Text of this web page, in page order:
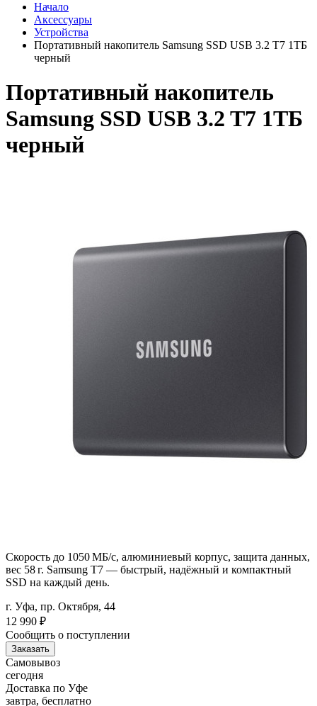
Начало
Аксессуары
Устройства
Портативный накопитель Samsung SSD USB 3.2 T7 1ТБ
черный
Портативный накопитель
Samsung SSD USB 3.2 T7 1ТБ
черный
Скорость до 1050 МБ/с, алюминиевый корпус, защита данных,
вес 58 г. Samsung T7 — быстрый, надёжный и компактный
SSD на каждый день.
г. Уфа, пр. Октября, 44
12 990 ₽
Сообщить о поступлении
Заказать
Самовывоз
сегодня
Доставка по Уфе
завтра, бесплатно